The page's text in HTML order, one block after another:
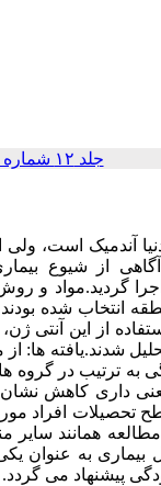
جلد ۱۲ شماره ۴۶ صفحات ۴۷-۴۱
دنیا آندمیک است،
از شیوع
تصادفی خوشه ای از 1000 خانوار
از این آنتی
آلودگی بعد از 50 سالگی بدون
آلودگی و سطح تحصیلات
مطالعه همانند
به عنوان
پیشنهاد می گردد.